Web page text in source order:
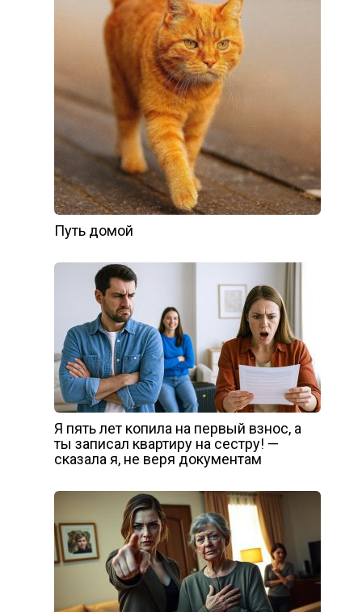
Путь домой
Я пять лет копила на первый взнос, а
ты записал квартиру на сестру! —
сказала я, не веря документам